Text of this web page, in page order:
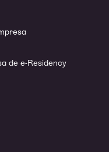
de e-Residency